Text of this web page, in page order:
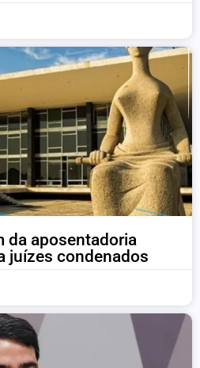
da aposentadoria
juízes condenados